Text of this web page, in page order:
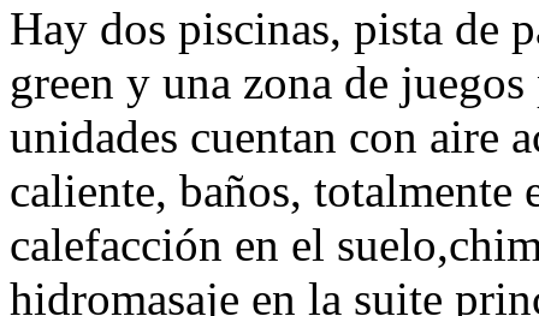
Hay dos piscinas, pista de
green y una zona de
unidades cuentan con aire
caliente, baños, totalmente
calefacción en el
hidromasaje en la suite